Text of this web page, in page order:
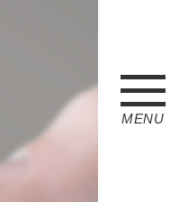
MENU